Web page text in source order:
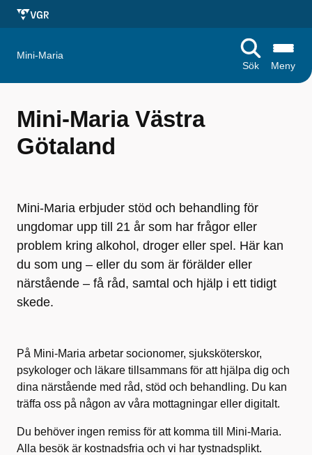
Mini-Maria
Sök
Meny
Mini-Maria Västra
Götaland
Mini-Maria erbjuder stöd och behandling för
ungdomar upp till 21 år som har frågor eller
problem kring alkohol, droger eller spel. Här kan
du som ung – eller du som är förälder eller
närstående – få råd, samtal och hjälp i ett tidigt
skede.
På Mini-Maria arbetar socionomer, sjuksköterskor,
psykologer och läkare tillsammans för att hjälpa dig och
dina närstående med råd, stöd och behandling. Du kan
träffa oss på någon av våra mottagningar eller digitalt.
Du behöver ingen remiss för att komma till Mini-Maria.
Alla besök är kostnadsfria och vi har tystnadsplikt.